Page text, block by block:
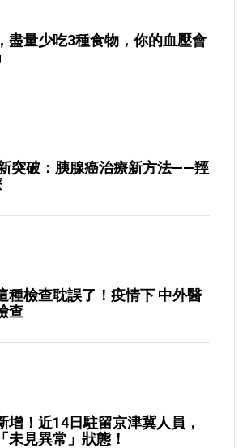
盡量少吃3種食物，你的血壓會
突破：胰腺癌治療新方法——羥
種檢查耽誤了！疫情下 中外醫
查
增！近14日駐留京津冀人員，
未見異常」狀態！